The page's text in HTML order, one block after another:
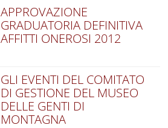
APPROVAZIONE
GRADUATORIA DEFINITIVA
AFFITTI ONEROSI 2012
GLI EVENTI DEL COMITATO
DI GESTIONE DEL MUSEO
DELLE GENTI DI
MONTAGNA